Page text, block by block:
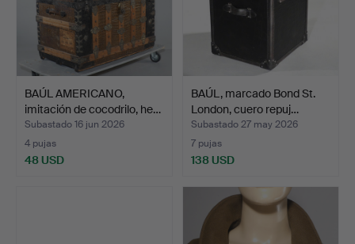
BAÚL AMERICANO,
imitación de cocodrilo, he…
Subastado 16 jun 2026
4 pujas
48 USD
BAÚL, marcado Bond St.
London, cuero repuj…
Subastado 27 may 2026
7 pujas
138 USD